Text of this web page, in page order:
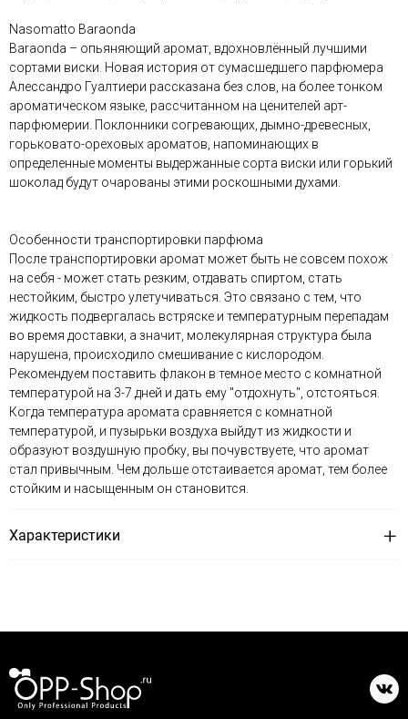
Nasomatto Baraonda
Baraonda – опьяняющий аромат, вдохновлённый лучшими
сортами виски. Новая история от сумасшедшего парфюмера
Алессандро Гуалтиери рассказана без слов, на более тонком
ароматическом языке, рассчитанном на ценителей арт-
парфюмерии. Поклонники согревающих, дымно-древесных,
горьковато-ореховых ароматов, напоминающих в
определенные моменты выдержанные сорта виски или горький
шоколад будут очарованы этими роскошными духами.
Особенности транспортировки парфюма
После транспортировки аромат может быть не совсем похож
на себя - может стать резким, отдавать спиртом, стать
нестойким, быстро улетучиваться. Это связано с тем, что
жидкость подвергалась встряске и температурным перепадам
во время доставки, а значит, молекулярная структура была
нарушена, происходило смешивание с кислородом.
Рекомендуем поставить флакон в темное место с комнатной
температурой на 3-7 дней и дать ему "отдохнуть", отстояться.
Когда температура аромата сравняется с комнатной
температурой, и пузырьки воздуха выйдут из жидкости и
образуют воздушную пробку, вы почувствуете, что аромат
стал привычным. Чем дольше отстаивается аромат, тем более
стойким и насыщенным он становится.
Характеристики